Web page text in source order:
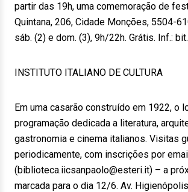
partir das 19h, uma comemoração de
Quintana, 206, Cidade Monções, 5504-
sáb. (2) e dom. (3), 9h/22h. Grátis. Inf.:
INSTITUTO ITALIANO DE CULTURA
Em uma casarão construído em 1922, o
programação dedicada a literatura,
gastronomia e cinema italianos. Visitas
periodicamente, com inscrições por
(biblioteca.iicsanpaolo@esteri.it) – a
marcada para o dia 12/6. Av.